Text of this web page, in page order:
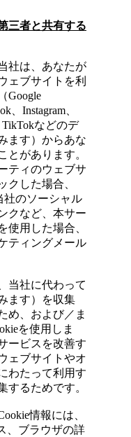
三者と共有する
社は、あなたが
ェブサイトを利
Google
、Instagram、
TikTokなどのデ
ます）からあな
とがあります。
ティのウェブサ
クした場合、
社のソーシャル
クなど、本サー
使用した場合、
ティングメール
当社に代わって
ます）を収集
め、および／ま
を使用しま
ービスを改善す
ェブサイトやオ
わたって利用す
するためです。
情報には、
、ブラウザの詳